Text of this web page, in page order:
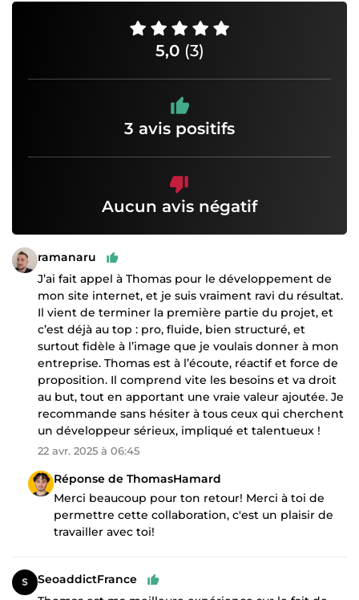
5,0 (3)
3 avis positifs
Aucun avis négatif
ramanaru
J’ai fait appel à Thomas pour le développement de
mon site internet, et je suis vraiment ravi du résultat.
Il vient de terminer la première partie du projet, et
c’est déjà au top : pro, fluide, bien structuré, et
surtout fidèle à l’image que je voulais donner à mon
entreprise. Thomas est à l’écoute, réactif et force de
proposition. Il comprend vite les besoins et va droit
au but, tout en apportant une vraie valeur ajoutée. Je
recommande sans hésiter à tous ceux qui cherchent
un développeur sérieux, impliqué et talentueux !
22 avr. 2025 à 06:45
Réponse de ThomasHamard
Merci beaucoup pour ton retour! Merci à toi de
permettre cette collaboration, c'est un plaisir de
travailler avec toi!
SeoaddictFrance